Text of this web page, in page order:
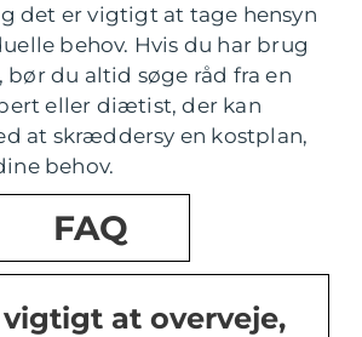
det er vigtigt at tage hensyn
behov. Hvis du har brug
du altid søge råd fra en
eller diætist, der kan
at skræddersy en kostplan,
behov.
FAQ
vigtigt at overveje,